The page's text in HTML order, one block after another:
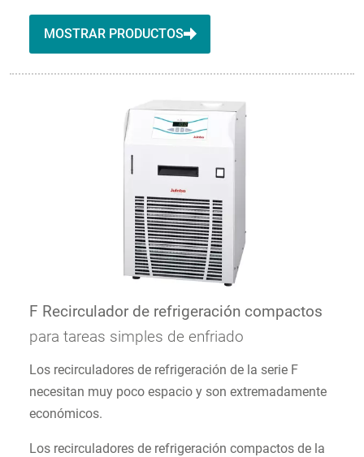
MOSTRAR PRODUCTOS
F Recirculador de refrigeración compactos
para tareas simples de enfriado
Los recirculadores de refrigeración de la serie F
necesitan muy poco espacio y son extremadamente
económicos.
Los recirculadores de refrigeración compactos de la